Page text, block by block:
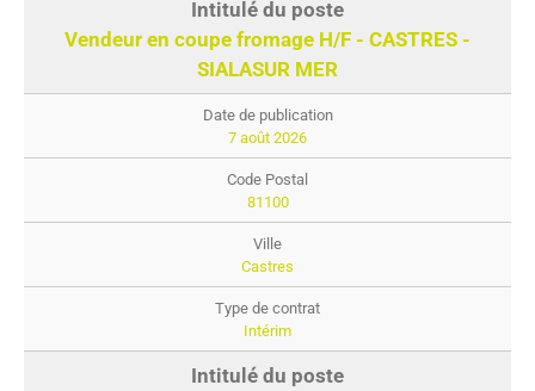
Vendeur en coupe fromage H/F - CASTRES -
SIALASUR MER
7 août 2026
81100
Castres
Intérim